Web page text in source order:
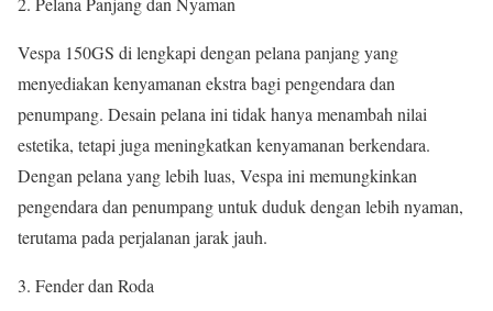
Vespa 150GS di lengkapi dengan pelana panjang yang
menyediakan kenyamanan ekstra bagi pengendara dan
penumpang. Desain pelana ini tidak hanya menambah nilai
estetika, tetapi juga meningkatkan kenyamanan berkendara.
Dengan pelana yang lebih luas, Vespa ini memungkinkan
pengendara dan penumpang untuk duduk dengan lebih nyaman,
terutama pada perjalanan jarak jauh.
3. Fender dan Roda